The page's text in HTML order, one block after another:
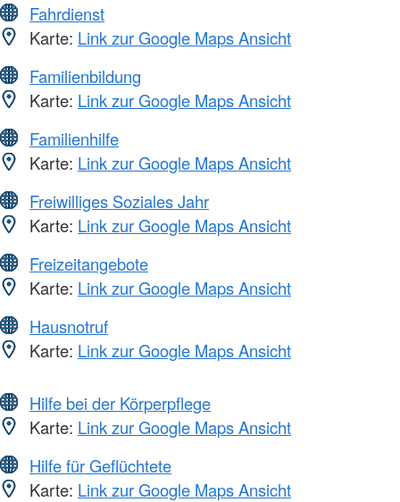
Fahrdienst
Karte: Link zur Google Maps Ansicht
Familienbildung
Karte: Link zur Google Maps Ansicht
Familienhilfe
Karte: Link zur Google Maps Ansicht
Freiwilliges Soziales Jahr
Karte: Link zur Google Maps Ansicht
Freizeitangebote
Karte: Link zur Google Maps Ansicht
Hausnotruf
Karte: Link zur Google Maps Ansicht
Hilfe bei der Körperpflege
Karte: Link zur Google Maps Ansicht
Hilfe für Geflüchtete
Karte: Link zur Google Maps Ansicht